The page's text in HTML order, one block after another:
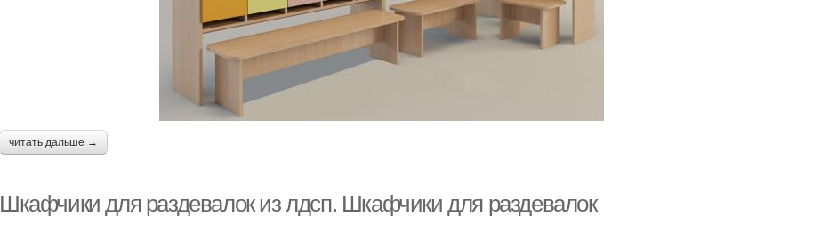
читать дальше →
Шкафчики для раздевалок из лдсп. Шкафчики для раздевалок